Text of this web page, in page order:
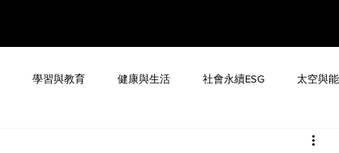
學習與教育 健康與生活 社會永續ESG 太空與